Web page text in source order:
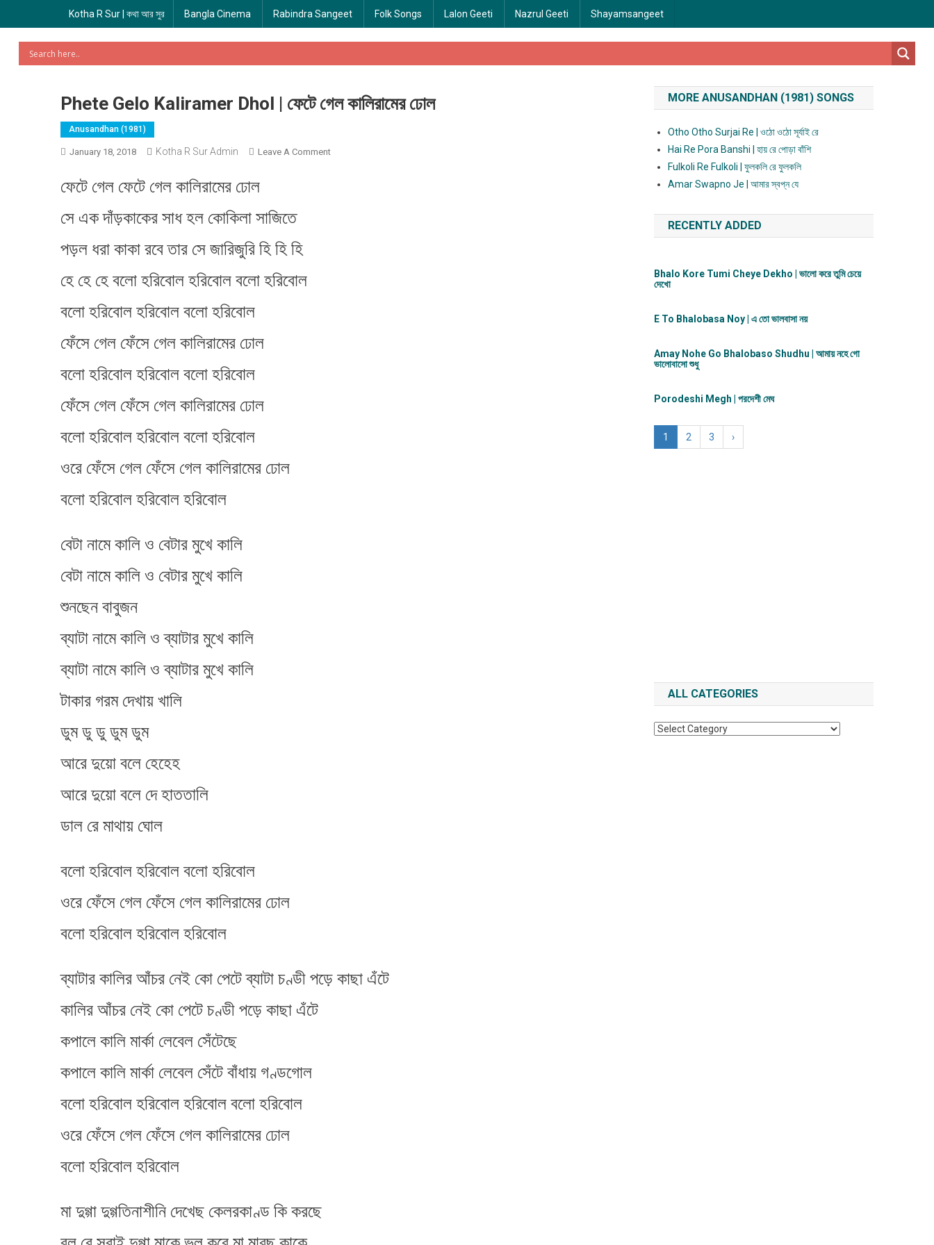
Kotha R Sur | কথা আর সুর Bangla Cinema Rabindra Sangeet Folk Songs Lalon Geeti Nazrul Geeti Shayamsangeet
Phete Gelo Kaliramer Dhol | ফেটে গেল কালিরামের ঢোল
Anusandhan (1981)
January 18, 2018 Kotha R Sur Admin Leave A Comment
ফেটে গেল ফেটে গেল কালিরামের ঢোল
সে এক দাঁড়কাকের সাধ হল কোকিলা সাজিতে
পড়ল ধরা কাকা রবে তার সে জারিজুরি হি হি হি
হে হে হে বলো হরিবোল হরিবোল বলো হরিবোল
বলো হরিবোল হরিবোল বলো হরিবোল
ফেঁসে গেল ফেঁসে গেল কালিরামের ঢোল
বলো হরিবোল হরিবোল বলো হরিবোল
ফেঁসে গেল ফেঁসে গেল কালিরামের ঢোল
বলো হরিবোল হরিবোল বলো হরিবোল
ওরে ফেঁসে গেল ফেঁসে গেল কালিরামের ঢোল
বলো হরিবোল হরিবোল হরিবোল
বেটা নামে কালি ও বেটার মুখে কালি
বেটা নামে কালি ও বেটার মুখে কালি
শুনছেন বাবুজন
ব্যাটা নামে কালি ও ব্যাটার মুখে কালি
ব্যাটা নামে কালি ও ব্যাটার মুখে কালি
টাকার গরম দেখায় খালি
ডুম ডু ডু ডুম ডুম
আরে দুয়ো বলে হেহেহ
আরে দুয়ো বলে দে হাততালি
ডাল রে মাথায় ঘোল
বলো হরিবোল হরিবোল বলো হরিবোল
ওরে ফেঁসে গেল ফেঁসে গেল কালিরামের ঢোল
বলো হরিবোল হরিবোল হরিবোল
ব্যাটার কালির আঁচর নেই কো পেটে ব্যাটা চণ্ডী পড়ে কাছা এঁটে
কালির আঁচর নেই কো পেটে চণ্ডী পড়ে কাছা এঁটে
কপালে কালি মার্কা লেবেল সেঁটেছে
কপালে কালি মার্কা লেবেল সেঁটে বাঁধায় গণ্ডগোল
বলো হরিবোল হরিবোল হরিবোল বলো হরিবোল
ওরে ফেঁসে গেল ফেঁসে গেল কালিরামের ঢোল
বলো হরিবোল হরিবোল
মা দুগ্গা দুগ্গতিনাশীনি দেখেছ কেলরকাণ্ড কি করছে
MORE ANUSANDHAN (1981) SONGS
Otho Otho Surjai Re | ওঠো ওঠো সূর্যাই রে
Hai Re Pora Banshi | হায় রে পোড়া বাঁশি
Fulkoli Re Fulkoli | ফুলকলি রে ফুলকলি
Amar Swapno Je | আমার স্বপ্ন যে
RECENTLY ADDED
Bhalo Kore Tumi Cheye Dekho | ভালো করে তুমি চেয়ে
দেখো
E To Bhalobasa Noy | এ তো ভালবাসা ন​য়
Amay Nohe Go Bhalobaso Shudhu | আমায় নহে গো
ভালোবাসো শুধু
Porodeshi Megh | পরদেশী মেঘ
1 2 3 ›
ALL CATEGORIES
All Categories